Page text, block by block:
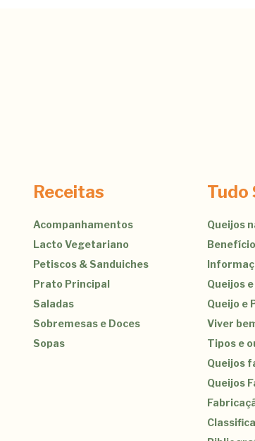
Receitas
Acompanhamentos
Lacto Vegetariano
Petiscos & Sanduiches
Prato Principal
Saladas
Sobremesas e Doces
Sopas
Tudo
Queijos
Queijos
Queijo e
Viver
Tipos e
Queijos
Queijos